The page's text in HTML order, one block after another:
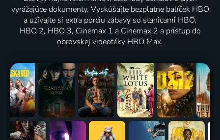
vyrážajúce dokumenty. Vyskúšajte bezplatne balíček HBO
a užívajte si extra porciu zábavy so stanicami HBO,
HBO 2, HBO 3, Cinemax 1 a Cinemax 2 a prístup do
obrovskej videotéky HBO Max.